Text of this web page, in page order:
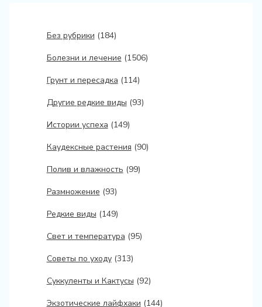
Без рубрики (184)
Болезни и лечение (1506)
Грунт и пересадка (114)
Другие редкие виды (93)
Истории успеха (149)
Каудексные растения (90)
Полив и влажность (99)
Размножение (93)
Редкие виды (149)
Свет и температура (95)
Советы по уходу(313)
Суккуленты и Кактусы (92)
Экзотические лайфхаки (144)